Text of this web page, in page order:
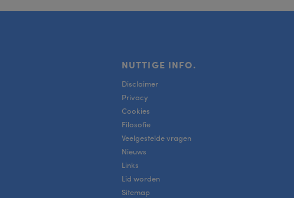
NUTTIGE INFO.
Disclaimer
Privacy
Cookies
Filosofie
Veelgestelde vragen
Nieuws
Links
Lid worden
Sitemap